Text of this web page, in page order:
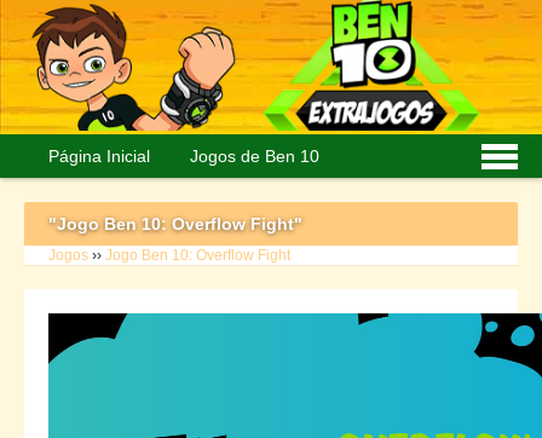
Página Inicial Jogos de Ben 10
Personagens
Imagens
"Jogo Ben 10: Overflow Fight"
Jogos ›› Jogo Ben 10: Overflow Fight